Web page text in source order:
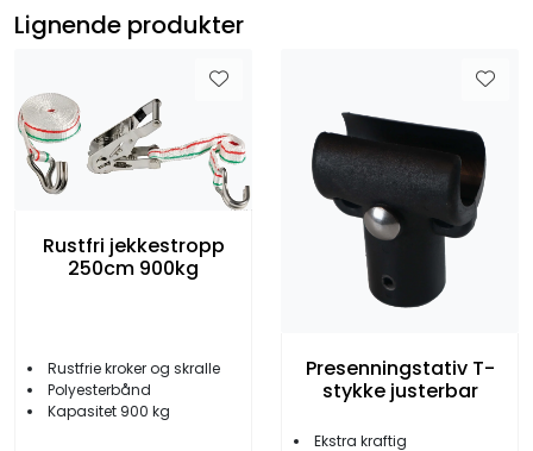
Lignende produkter
Rustfri jekkestropp
250cm 900kg
Rustfrie kroker og skralle
Polyesterbånd
Kapasitet 900 kg
Presenningstativ T-
stykke justerbar
Ekstra kraftig